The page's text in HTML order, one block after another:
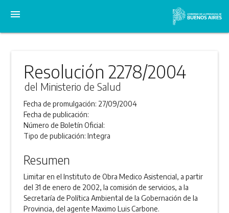
menu
Resolución 2278/2004
del Ministerio de Salud
Fecha de promulgación: 27/09/2004
Fecha de publicación:
Número de Boletín Oficial:
Tipo de publicación:Integra
Resumen
Limitar en el Instituto de Obra Medico Asistencial, a partir
del 31 de enero de 2002, la comisión de servicios, a la
Secretaría de Política Ambiental de la Gobernación de la
Provincia, del agente Maximo Luis Carbone.